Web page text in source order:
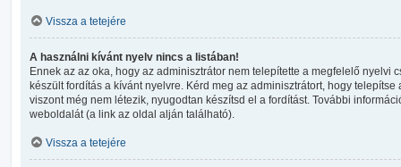
Vissza a tetejére
A használni kívánt nyelv nincs a listában!
Ennek az az oka, hogy az adminisztrátor nem telepítette a megfelelő nyelvi
készült fordítás a kívánt nyelvre. Kérd meg az adminisztrátort, hogy
viszont még nem létezik, nyugodtan készítsd el a fordítást. További
weboldalát (a link az oldal alján található).
Vissza a tetejére